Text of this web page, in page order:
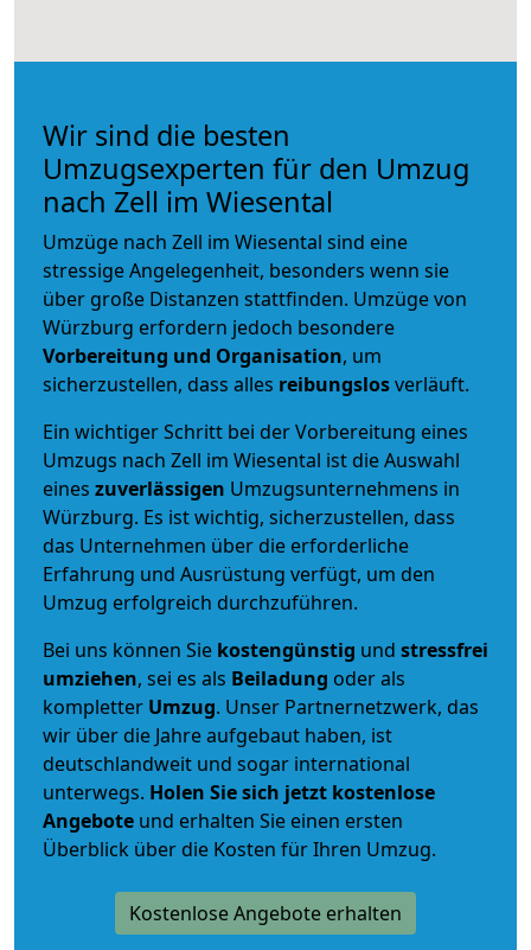
Wir sind die besten
Umzugsexperten für den Umzug
nach Zell im Wiesental
Umzüge nach Zell im Wiesental sind eine
stressige Angelegenheit, besonders wenn sie
über große Distanzen stattfinden. Umzüge von
Würzburg erfordern jedoch besondere
Vorbereitung und Organisation, um
sicherzustellen, dass alles reibungslosverläuft.
Ein wichtiger Schritt bei der Vorbereitung eines
Umzugs nach Zell im Wiesental ist die Auswahl
eines zuverlässigen Umzugsunternehmens in
Würzburg. Es ist wichtig, sicherzustellen, dass
das Unternehmen über die erforderliche
Erfahrung und Ausrüstung verfügt, um den
Umzug erfolgreich durchzuführen.
Bei uns können Sie kostengünstig und stressfrei
umziehen, sei es als Beiladung oder als
kompletter Umzug. Unser Partnernetzwerk, das
wir über die Jahre aufgebaut haben, ist
deutschlandweit und sogar international
unterwegs. Holen Sie sich jetzt kostenlose
Angebote und erhalten Sie einen ersten
Überblick über die Kosten für Ihren Umzug.
Kostenlose Angebote erhalten